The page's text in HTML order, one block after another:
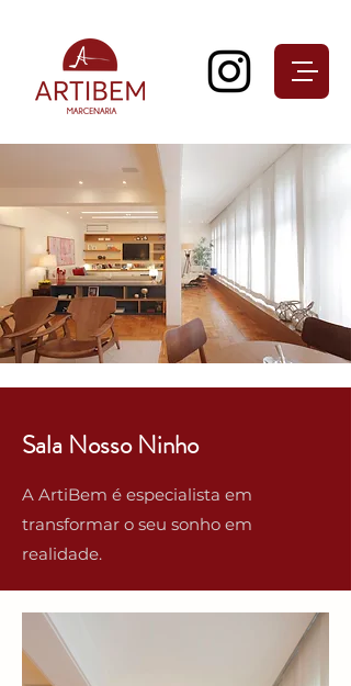
Sala Nosso Ninho
A ArtiBem é especialista em
transformar o seu sonho em
realidade.